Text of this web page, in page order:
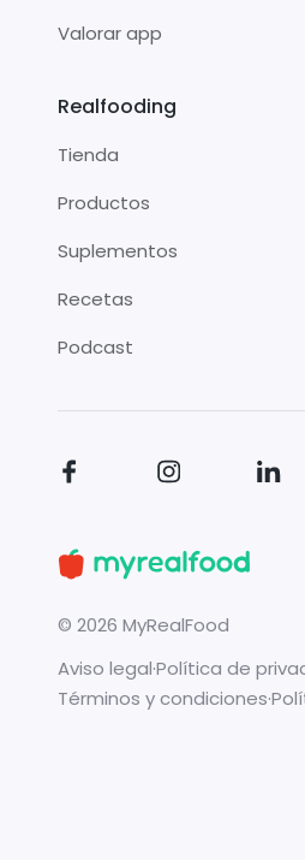
Valorar app
Realfooding
Tienda
Productos
Suplementos
Recetas
Podcast
© 2026 MyRealFood
Aviso legal·Política de
Términos y condiciones·